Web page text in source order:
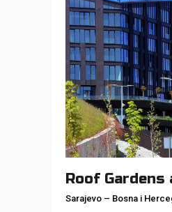
Roof Gardens
Sarajevo – Bosna i